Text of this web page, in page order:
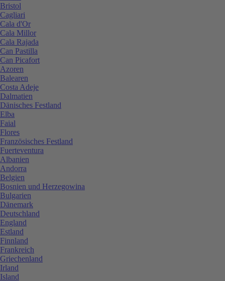
Bristol
Cagliari
Cala d'Or
Cala Millor
Cala Rajada
Can Pastilla
Can Picafort
Azoren
Balearen
Costa Adeje
Dalmatien
Dänisches Festland
Elba
Faial
Flores
Französisches Festland
Fuerteventura
Albanien
Andorra
Belgien
Bosnien und Herzegowina
Bulgarien
Dänemark
Deutschland
England
Estland
Finnland
Frankreich
Griechenland
Irland
Island